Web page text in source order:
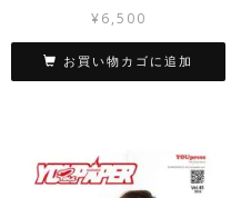
¥6,500
お買い物カゴに追加